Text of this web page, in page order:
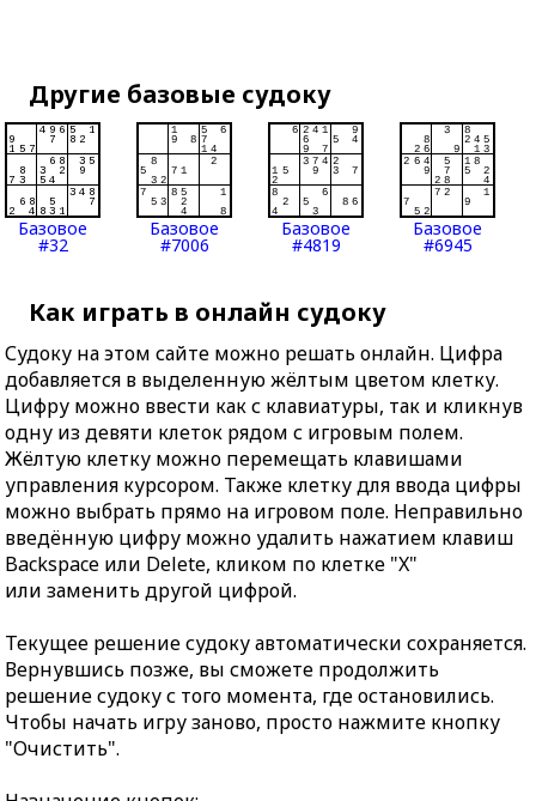
Другие базовые судоку
Базовое
#32
Базовое
#7006
Базовое
#4819
Базовое
#6945
Как играть в онлайн судоку
Судоку на этом сайте можно решать онлайн. Цифра
добавляется в выделенную жёлтым цветом клетку.
Цифру можно ввести как с клавиатуры, так и кликнув
одну из девяти клеток рядом с игровым полем.
Жёлтую клетку можно перемещать клавишами
управления курсором. Также клетку для ввода цифры
можно выбрать прямо на игровом поле. Неправильно
введённую цифру можно удалить нажатием клавиш
Backspace или Delete, кликом по клетке "X"
или заменить другой цифрой.
Текущее решение судоку автоматически сохраняется.
Вернувшись позже, вы сможете продолжить
решение судоку с того момента, где остановились.
Чтобы начать игру заново, просто нажмите кнопку
"Очистить".